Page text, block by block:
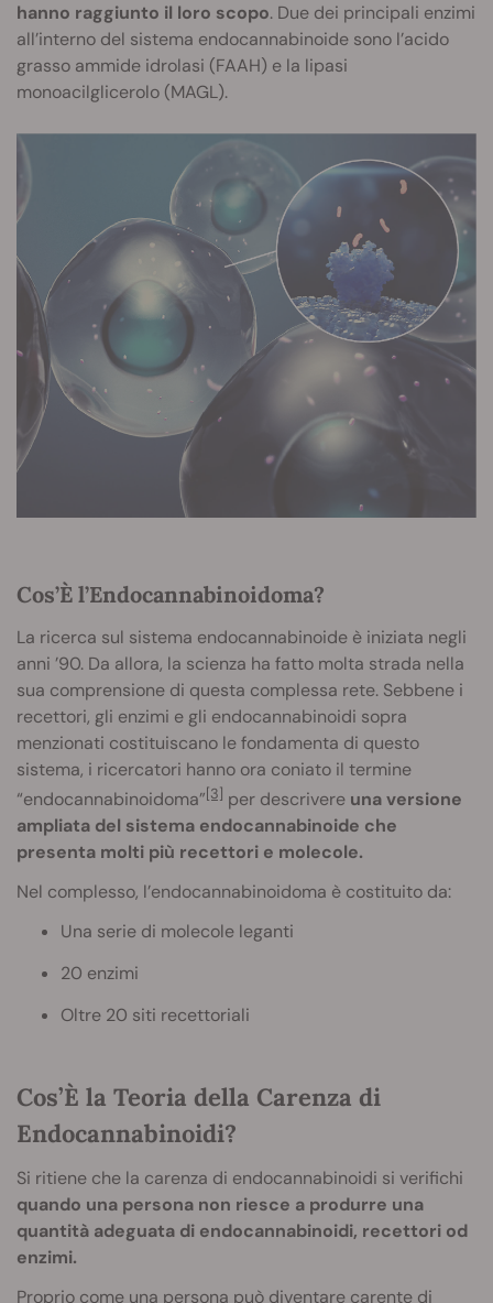
hanno raggiunto il loro scopo. Due dei principali enzimi
all’interno del sistema endocannabinoide sono l’acido
grasso ammide idrolasi (FAAH) e la lipasi
monoacilglicerolo (MAGL).
Cos’È l’Endocannabinoidoma?
La ricerca sul sistema endocannabinoide è iniziata negli
anni ’90. Da allora, la scienza ha fatto molta strada nella
sua comprensione di questa complessa rete. Sebbene i
recettori, gli enzimi e gli endocannabinoidi sopra
menzionati costituiscano le fondamenta di questo
sistema, i ricercatori hanno ora coniato il termine
“endocannabinoidoma”[3] per descrivere una versione
ampliata del sistema endocannabinoide che
presenta molti più recettori e molecole.
Nel complesso, l’endocannabinoidoma è costituito da:
Una serie di molecole leganti
20 enzimi
Oltre 20 siti recettoriali
Cos’È la Teoria della Carenza di
Endocannabinoidi?
Si ritiene che la carenza di endocannabinoidi si verifichi
quando una persona non riesce a produrre una
quantità adeguata di endocannabinoidi, recettori od
enzimi.
Proprio come una persona può diventare carente di